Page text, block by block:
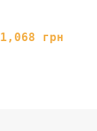
1,068 грн